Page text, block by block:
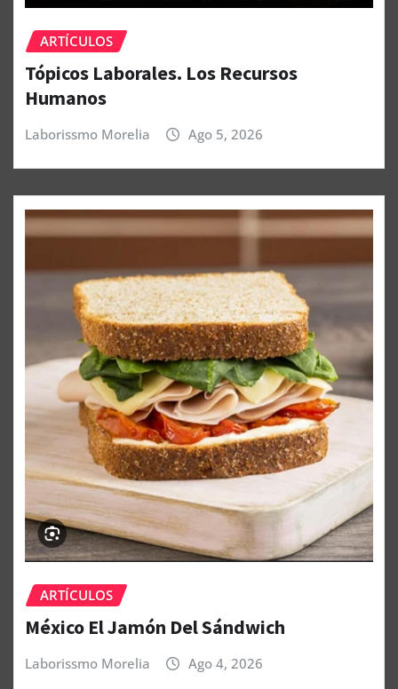
ARTÍCULOS
Tópicos Laborales. Los Recursos
Humanos
Laborissmo Morelia Ago 5, 2026
ARTÍCULOS
México El Jamón Del Sándwich
Laborissmo Morelia Ago 4, 2026